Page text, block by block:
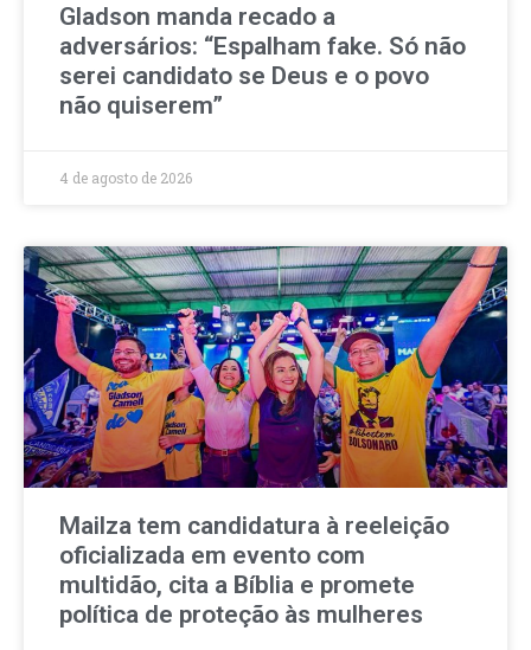
Gladson manda recado a
adversários: “Espalham fake. Só não
serei candidato se Deus e o povo
não quiserem”
4 de agosto de 2026
Mailza tem candidatura à reeleição
oficializada em evento com
multidão, cita a Bíblia e promete
política de proteção às mulheres